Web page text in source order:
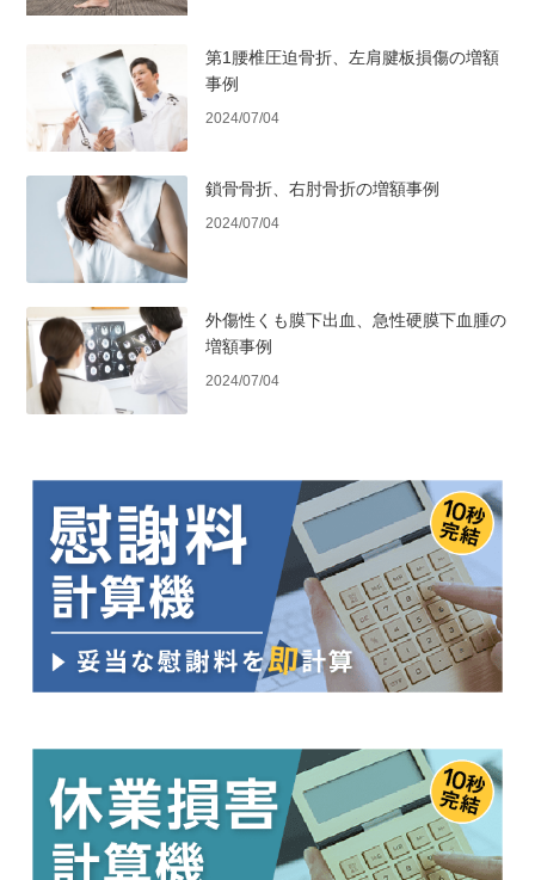
第1腰椎圧迫骨折、左肩腱板損傷の増額
事例
2024/07/04
鎖骨骨折、右肘骨折の増額事例
2024/07/04
外傷性くも膜下出血、急性硬膜下血腫の
増額事例
2024/07/04